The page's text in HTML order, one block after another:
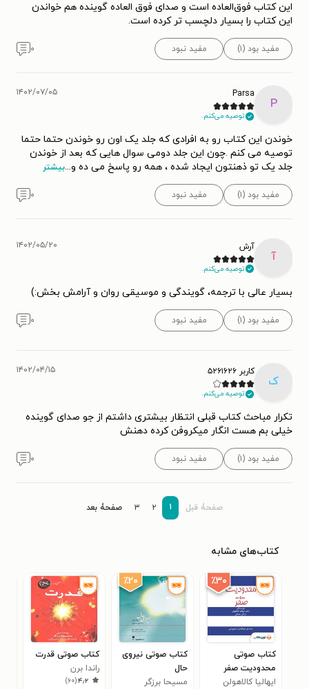
این کتاب فوق‌العاده است و صدای فوق العاده گوینده هم خواندن
این کتاب را بسیار دلچسب تر کرده است.
مفید بود (۱) مفید نبود ۰
P
Parsa
توصیه می‌کنم.
۱۴۰۲/۰۷/۰۵
خوندن این کتاب رو به افرادی که جلد یک اون رو خوندن حتما حتما
توصیه می کنم .چون این جلد دومی سوال هایی که بعد از خوندن
جلد یک تو ذهنتون ایجاد شده ، همه رو پاسخ می ده و...بیشتر
مفید بود (۱) مفید نبود ۰
آ
آرش
توصیه می‌کنم.
۱۴۰۲/۰۵/۲۰
بسیار عالی با ترجمه، گویندگی و موسیقی روان و آرامش بخش:)
مفید بود (۱) مفید نبود ۰
ک
کاربر ۵۲۶۱۶۲۶
توصیه می‌کنم.
۱۴۰۲/۰۴/۱۵
تکرار مباحث کتاب قبلی انتظار بیشتری داشتم از جو صدای گوینده
خیلی بم هست انگار میکروفن کرده دهنش
مفید بود (۱) مفید نبود ۰
صفحۀ قبل ۱ ۲ ۳ صفحۀ بعد
کتاب‌های مشابه
٪۳۰
کتاب صوتی
محدودیت صفر
ایهالیا کالاهولن
٪۲۰
کتاب صوتی نیروی
حال
مسیحا برزگر
کتاب صوتی قدرت
راندا برن
۴٫۲(۶۰)